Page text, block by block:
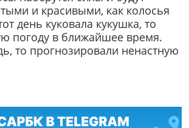
и красивыми, как колосья
день куковала кукушка, то
погоду в ближайшее время.
то прогнозировали ненастную